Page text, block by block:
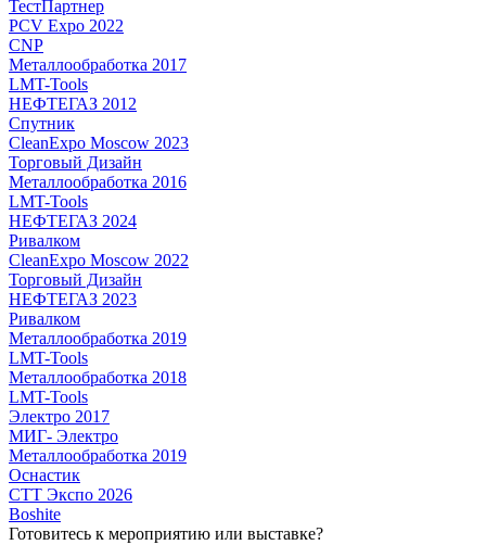
ТестПартнер
PCV Expo 2022
CNP
Металлообработка 2017
LMT-Tools
НЕФТЕГАЗ 2012
Спутник
CleanExpo Moscow 2023
Торговый Дизайн
Металлообработка 2016
LMT-Tools
НЕФТЕГАЗ 2024
Ривалком
CleanExpo Moscow 2022
Торговый Дизайн
НЕФТЕГАЗ 2023
Ривалком
Металлообработка 2019
LMT-Tools
Металлообработка 2018
LMT-Tools
Электро 2017
МИГ- Электро
Металлообработка 2019
Оснастик
СТТ Экспо 2026
Boshite
Готовитесь к мероприятию или выставке?